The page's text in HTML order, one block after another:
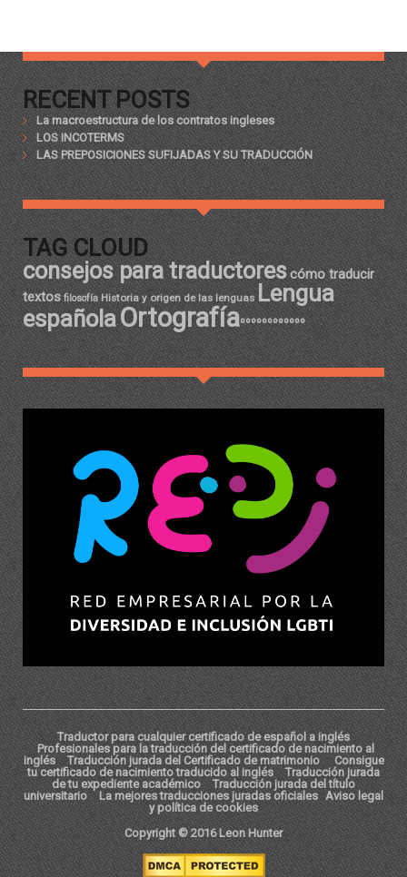
RECENT POSTS
La macroestructura de los contratos ingleses
LOS INCOTERMS
LAS PREPOSICIONES SUFIJADAS Y SU TRADUCCIÓN
TAG CLOUD
consejos para traductorescómo traducir
textos filosofía Historia y origen de las lenguas Lengua
españolaOrtografíaºººººººººººº
Traductor para cualquier certificado de español a inglés
Profesionales para la traducción del certificado de nacimiento al
inglés
Traducción jurada del Certificado de matrimonio
Consigue
tu certificado de nacimiento traducido al inglés
Traducción jurada
de tu expediente académico
Traducción jurada del título
universitario
La mejores traducciones juradas oficiales Aviso legal
y política de cookies
Copyright © 2016 Leon Hunter